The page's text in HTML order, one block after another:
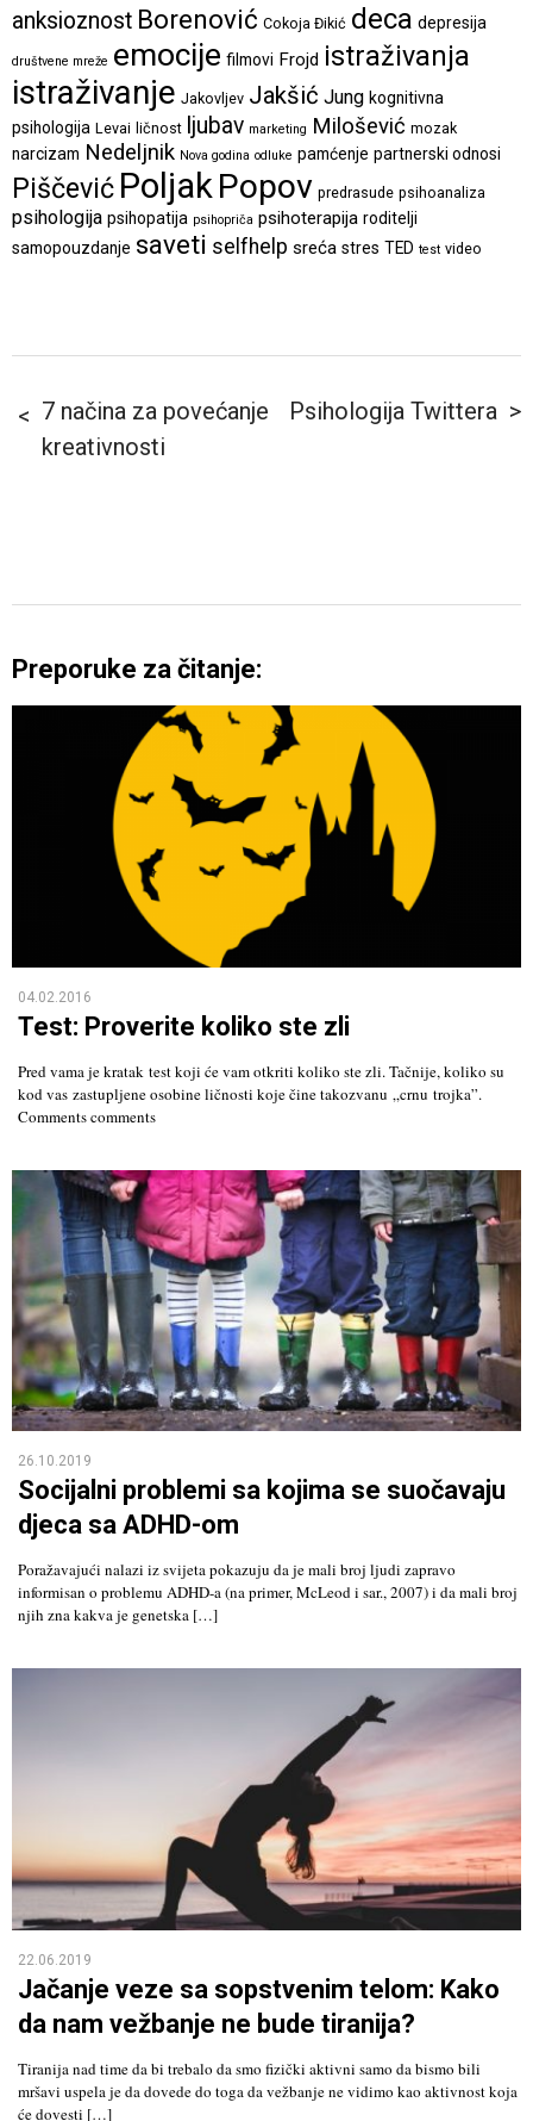
anksioznost Borenović Cokoja Đikić deca depresija
društvene mreže emocije filmovi Frojd istraživanja
istraživanje Jakovljev Jakšić Jung kognitivna
psihologija Levai ličnost ljubav marketing Milošević mozak
narcizam Nedeljnik Nova godina odluke pamćenje partnerski odnosi
Piščević PoljakPopov predrasude psihoanaliza
psihologija psihopatija psihopriča psihoterapija roditelji
samopouzdanje saveti selfhelp sreća stres TED test video
7 načina za povećanje
kreativnosti
Psihologija Twittera
Preporuke za čitanje:
04.02.2016
Test: Proverite koliko ste zli
Pred vama je kratak test koji će vam otkriti koliko ste zli. Tačnije, koliko su
kod vas zastupljene osobine ličnosti koje čine takozvanu „crnu trojka”.
Comments comments
26.10.2019
Socijalni problemi sa kojima se suočavaju
djeca sa ADHD-om
Poražavajući nalazi iz svijeta pokazuju da je mali broj ljudi zapravo
informisan o problemu ADHD-a (na primer, McLeod i sar., 2007) i da mali broj
njih zna kakva je genetska […]
22.06.2019
Jačanje veze sa sopstvenim telom: Kako
da nam vežbanje ne bude tiranija?
Tiranija nad time da bi trebalo da smo fizički aktivni samo da bismo bili
mršavi uspela je da dovede do toga da vežbanje ne vidimo kao aktivnost koja
će dovesti […]